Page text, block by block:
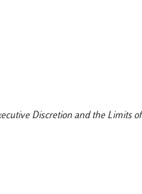
Discretion and the Limits of